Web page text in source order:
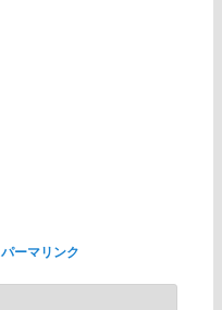
パーマリンク